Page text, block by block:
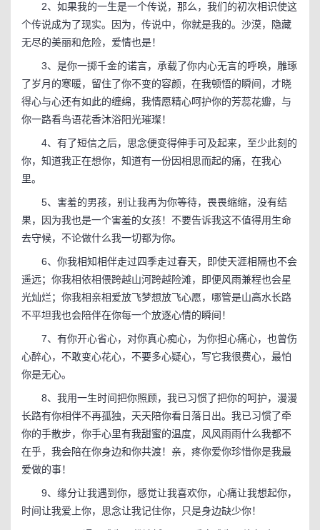
2、如果我的一生是一个传说，那么，我们的初次相识使这
个传说成为了现实。因为，传说中，你就是我的。沙漠，隐藏
无尽的美丽和危险，爱情也是！
3、是你一掷千金的诺言，承载了你内心无言的呼唤，雕琢
了岁月的寒暖，留住了你不变的容颜，在我顿悟的瞬间，才晓
得心与心还有如此的缠绵，我情愿精心呵护你的芳蕊花瓣，与
你一路看鸟语花香沐浴阳光璀璨！
4、有了短信之后，思念便变得伸手可及起来，至少此刻的
你，知道我正在想你，知道有一份因相思而起的痛，在我心
里。
5、害羞的男孩，别让我再为你等待，畏畏缩缩，没有结
果，因为我也是一个害羞的女孩！不要告诉我这不值得用生命
去守候，不论做什么我一切都为你。
6、你我相知相伴走过四季走过春天，即使天涯相隔也不会
遥远；你我相依相偎跨越山河跨越险滩，即便风雨兼程也会星
光灿烂；你我相亲相爱放飞梦想放飞心愿，哪管是山高水长路
不平坦我也会陪伴在你每一个放逐心情的瞬间！
7、有你开心省心，对你真心痴心，为你担心痛心，也曾伤
心醉心，不敢变心花心，不要多心疑心，写它我很费心，最怕
你是无心。
8、我用一生时间把你照顾，我已习惯了把你的呵护，漫漫
长路有你相伴不再孤独，天天陪你看日落日出。我已习惯了牵
你的手散步，你手心里有我甜蜜的温度，风风雨雨什么我都不
在乎，我会陪在你身边和你共渡！亲，疼你爱你珍惜你是我最
爱做的事！
9、缘分让我遇到你，感觉让我喜欢你，心痛让我想起你，
时间让我爱上你，思念让我记住你，只是身边缺少你！